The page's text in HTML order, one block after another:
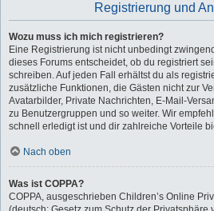
Registrierung und
Wozu muss ich mich registrieren?
Eine Registrierung ist nicht unbedingt
dieses Forums entscheidet, ob du registriert
schreiben. Auf jeden Fall erhältst du als
zusätzliche Funktionen, die Gästen nicht zur
Avatarbilder, Private Nachrichten, E-Mail-
zu Benutzergruppen und so weiter. Wir
schnell erledigt ist und dir zahlreiche Vorteile
Nach oben
Was ist COPPA?
COPPA, ausgeschrieben Children’s Online